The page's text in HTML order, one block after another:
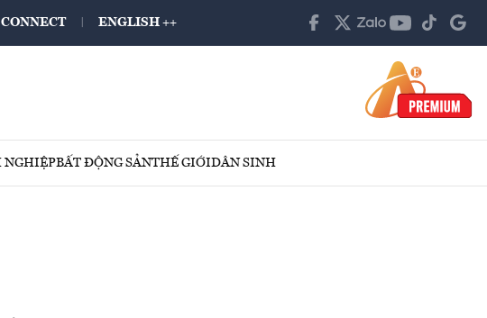
ENGLISH ++
NGHIỆPBẤT ĐỘNG SẢNTHẾ GIỚIDÂN SINH